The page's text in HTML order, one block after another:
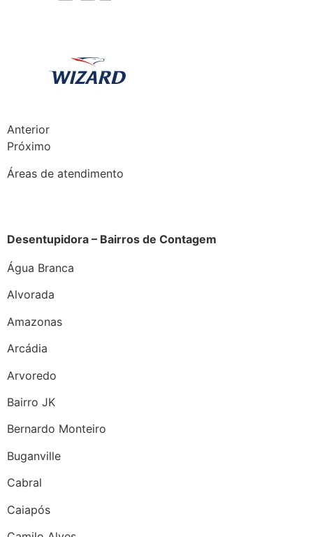
Anterior
Próximo
Áreas de atendimento
Desentupidora – Bairros de Contagem
Água Branca
Alvorada
Amazonas
Arcádia
Arvoredo
Bairro JK
Bernardo Monteiro
Buganville
Cabral
Caiapós